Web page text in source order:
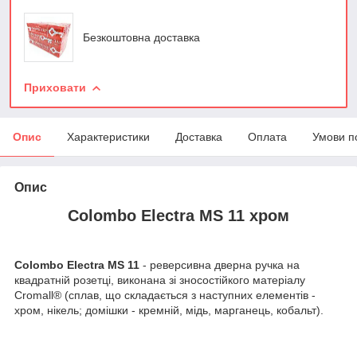
Безкоштовна доставка
Приховати
Опис Характеристики Доставка Оплата Умови
Опис
Colombo Electra MS 11 хром
Colombo Electra MS 11 - реверсивна дверна ручка на
квадратній розетці, виконана зі зносостійкого матеріалу
Cromall® (сплав, що складається з наступних елементів -
хром, нікель; домішки - кремній, мідь, марганець, кобальт).